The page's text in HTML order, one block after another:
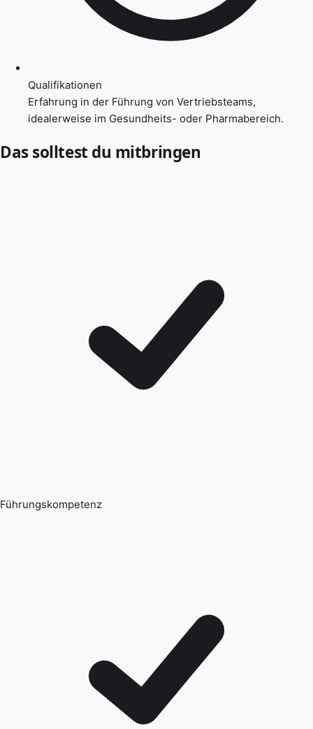
Qualifikationen
Erfahrung in der Führung von Vertriebsteams,
idealerweise im Gesundheits- oder Pharmabereich.
Das solltest du mitbringen
Führungskompetenz